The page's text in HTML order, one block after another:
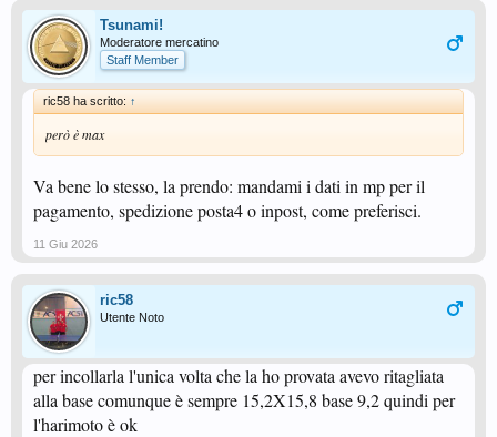
Tsunami!
Moderatore mercatino
Staff Member
ric58 ha scritto: ↑
però è max
Va bene lo stesso, la prendo: mandami i dati in mp per il
pagamento, spedizione posta4 o inpost, come preferisci.
11 Giu 2026
ric58
Utente Noto
per incollarla l'unica volta che la ho provata avevo ritagliata
alla base comunque è sempre 15,2X15,8 base 9,2 quindi per
l'harimoto è ok